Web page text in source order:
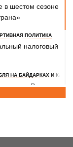
в шестом сезоне
ПОЛИТИКА
налоговый
НА БАЙДАРКАХ И КАНОЭ
России